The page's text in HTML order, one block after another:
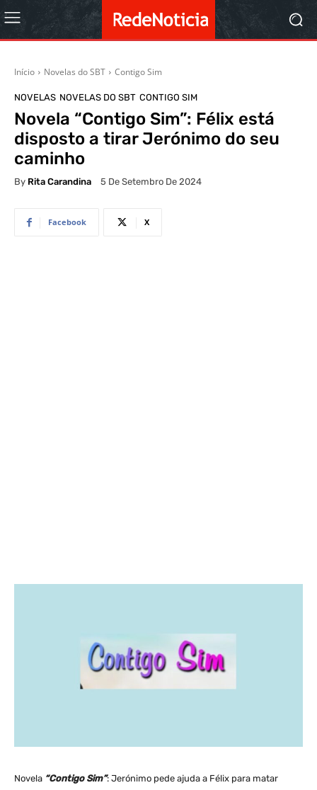
Início Novelas do SBT Contigo Sim
NOVELAS NOVELAS DO SBT CONTIGO SIM
Novela “Contigo Sim”: Félix está
disposto a tirar Jerónimo do seu
caminho
By Rita Carandina 5 De Setembro De 2024
Facebook X
Novela “Contigo Sim”: Jerónimo pede ajuda a Félix para matar